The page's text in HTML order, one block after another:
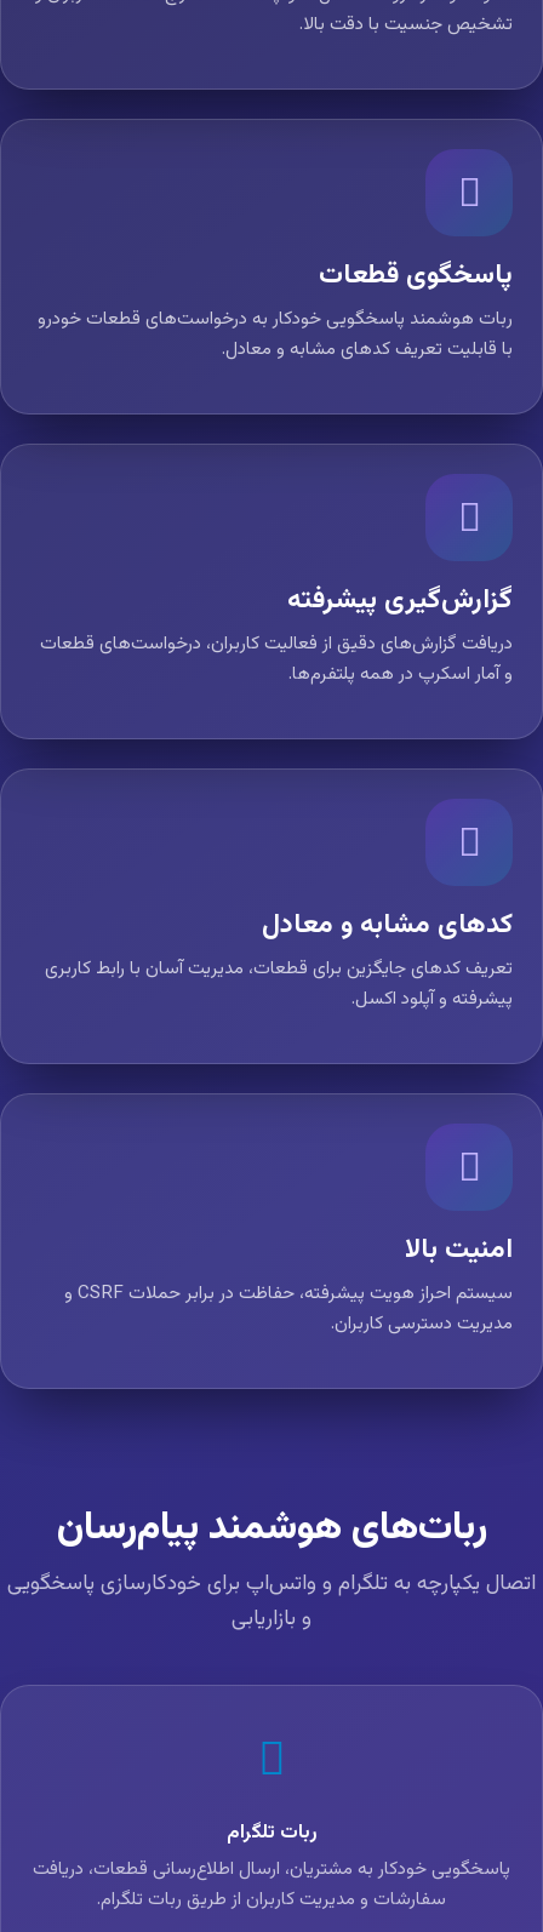
تشخیص جنسیت با دقت بالا.
پاسخگوی قطعات
ربات هوشمند پاسخگویی خودکار به درخواست‌های قطعات خودرو
با قابلیت تعریف کدهای مشابه و معادل.
گزارش‌گیری پیشرفته
دریافت گزارش‌های دقیق از فعالیت کاربران، درخواست‌های قطعات
و آمار اسکرپ در همه پلتفرم‌ها.
کدهای مشابه و معادل
تعریف کدهای جایگزین برای قطعات، مدیریت آسان با رابط کاربری
پیشرفته و آپلود اکسل.
امنیت بالا
سیستم احراز هویت پیشرفته، حفاظت در برابر حملات CSRF و
مدیریت دسترسی کاربران.
ربات‌های هوشمند پیام‌رسان
یکپارچه به تلگرام و واتس‌اپ برای خودکارسازی پاسخگویی
و بازاریابی
ربات تلگرام
پاسخگویی خودکار به مشتریان، ارسال اطلاع‌رسانی قطعات، دریافت
سفارشات و مدیریت کاربران از طریق ربات تلگرام.